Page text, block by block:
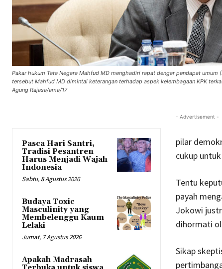
Pakar hukum Tata Negara Mahfud MD menghadiri rapat dengar pendapat umum
tersebut Mahfud MD dimintai keterangan terhadap aspek kelembagaan KPK
Agung Rajasa/ama/17
Pasca Hari Santri,
Tradisi Pesantren
Harus Menjadi Wajah
Indonesia
Sabtu, 8 Agustus 2026
Budaya Toxic
Masculinity yang
Membelenggu Kaum
Lelaki
Jumat, 7 Agustus 2026
Apakah Madrasah
- Advertisement -
pilar
cukup
Tentu
payah
Jokowi
dihormati
Sikap